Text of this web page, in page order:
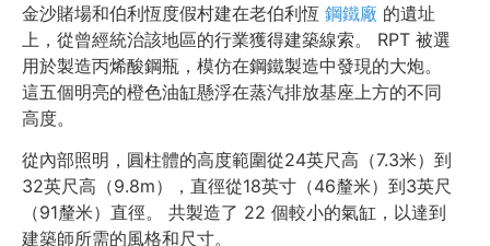
金沙賭場和伯利恆度假村建在老伯利恆 鋼鐵廠 的遺址
上，從曾經統治該地區的行業獲得建築線索。 RPT 被選
用於製造丙烯酸鋼瓶，模仿在鋼鐵製造中發現的大炮。
這五個明亮的橙色油缸懸浮在蒸汽排放基座上方的不同
高度。
從內部照明，圓柱體的高度範圍從24英尺高（7.3米）到
32英尺高（9.8m），直徑從18英寸（46釐米）到3英尺
（91釐米）直徑。 共製造了 22 個較小的氣缸，以達到
建築師所需的風格和尺寸。